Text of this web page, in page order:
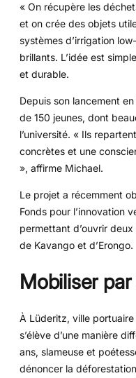
« On récupère les
et on crée des objets
systèmes d’irrigation
brillants. L’idée est
et durable.
Depuis son lancement
de 150 jeunes, dont
l’université. « Ils
concrètes et une
», affirme Michael.
Le projet a récemment
Fonds pour l’innovation
permettant d’ouvrir
de Kavango et d’Erongo.
Mobiliser par
À Lüderitz, ville
s’élève d’une manière
ans, slameuse et
dénoncer la